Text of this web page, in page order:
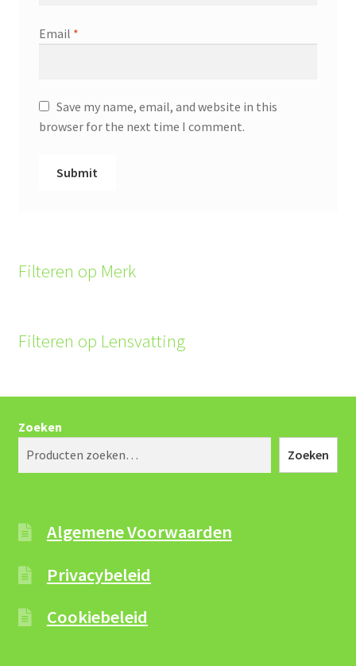
Email *
Save my name, email, and website in this
browser for the next time I comment.
Filteren op Merk
Filteren op Lensvatting
Zoeken
Zoeken
Algemene Voorwaarden
Privacybeleid
Cookiebeleid